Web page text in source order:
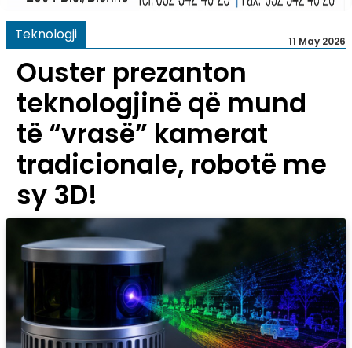
Teknologji 11 May 2026
Ouster prezanton
teknologjinë që mund
të “vrasë” kamerat
tradicionale, robotë me
sy 3D!